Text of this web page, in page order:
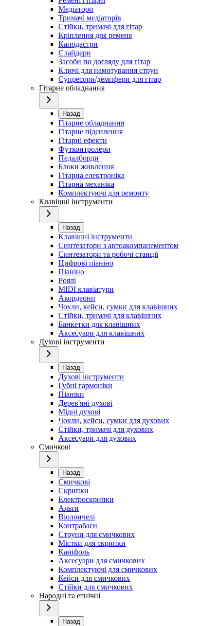
Медіатори
Тримачі медіаторів
Стійки, тримачі для гітар
Кріплення для ременя
Каподастри
Слайдери
Засоби по догляду для гітар
Ключі для намотування струн
Супресори/демпфери для гітар
Гітарне обладнання
Назад
Гітарне обладнання
Гітарне підсилення
Гітарні ефекти
Футконтролери
Педалборди
Блоки живлення
Гітарна електроніка
Гітарна механіка
Комплектуючі для ремонту
Клавішні інструменти
Назад
Клавішні інструменти
Синтезатори з автоакомпанементом
Синтезатори та робочі станції
Цифрові піаніно
Піаніно
Роялі
MIDI клавіатури
Акордеони
Чохли, кейси, сумки для клавішних
Стійки, тримачі для клавішних
Банкетки для клавішних
Аксесуари для клавішних
Духові інструменти
Назад
Духові інструменти
Губні гармоніки
Піаніки
Дерев'яні духові
Мідні духові
Чохли, кейси, сумки для духових
Стійки, тримачі для духових
Аксесуари для духових
Смичкові
Назад
Смичкові
Скрипки
Електроскрипки
Альти
Віолончелі
Контрабаси
Струни для смичкових
Містки для скрипки
Каніфоль
Аксесуари для смичкових
Комплектуючі для смичкових
Кейси для смичкових
Стійки для смичкових
Народні та етнічні
Назад